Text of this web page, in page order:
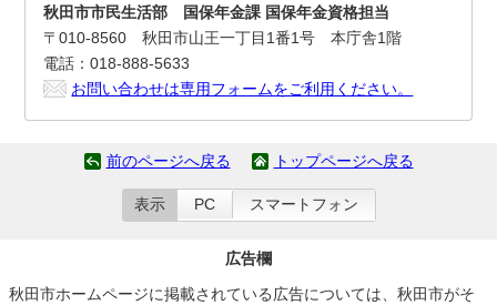
秋田市市民生活部 国保年金課 国保年金資格担当
〒010-8560 秋田市山王一丁目1番1号 本庁舎1階
電話：018-888-5633
お問い合わせは専用フォームをご利用ください。
前のページへ戻る トップページへ戻る
表示 PC スマートフォン
広告欄
秋田市ホームページに掲載されている広告については、秋田市がそ